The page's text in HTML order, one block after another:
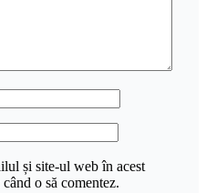
și site-ul web în acest
o să comentez.